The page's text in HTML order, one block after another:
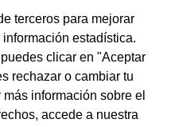
desbordante infinity
terceros para mejorar
estadística.
clicar en "Aceptar
rechazar o cambiar tu
información sobre el
accede a nuestra